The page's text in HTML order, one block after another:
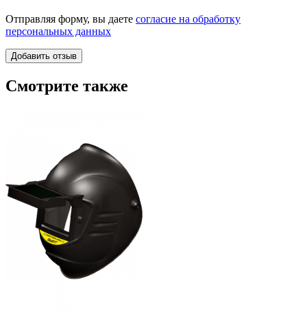
Отправляя форму, вы даете согласие на обработку
персональных данных
Смотрите также